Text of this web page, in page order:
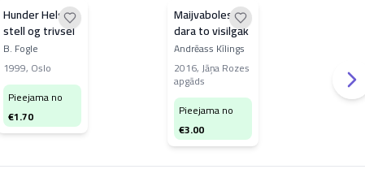
Hunder Helse,
stell og trivsel
B. Fogle
1999, Oslo
Pieejama no
€1.70
Maijvaboles
dara to visilgāk
Andrēass Kīlings
2016,Jāņa Rozes
apgāds
Pieejama no
€3.00
€